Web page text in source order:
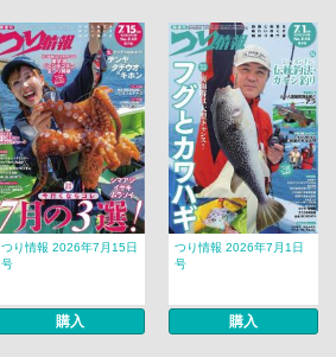
つり情報 2026年7月15日
号
購入
つり情報 2026年7月1日
号
購入